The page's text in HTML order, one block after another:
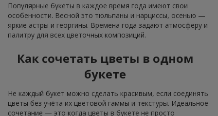
Популярные букеты в каждое время года имеют свои
особенности. Весной это тюльпаны и нарциссы, осенью —
яркие астры и георгины. Времена года задают атмосферу и
палитру для всех цветочных композиций.
Как сочетать цветы в одном
букете
Не каждый букет можно сделать красивым, если соединять
цветы без учёта их цветовой гаммы и текстуры. Идеальное
сочетание — это когда цветы в букете не просто